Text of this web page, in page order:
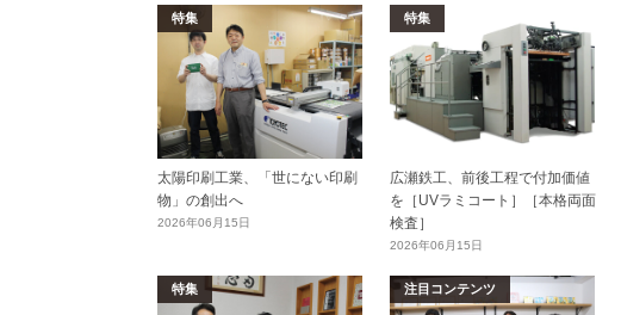
特集
太陽印刷工業、「世にない印刷
物」の創出へ
2026年06月15日
特集
広瀬鉄工、前後工程で付加価値
を［UVラミコート］［本格両面
検査］
2026年06月15日
特集 注目コンテンツ